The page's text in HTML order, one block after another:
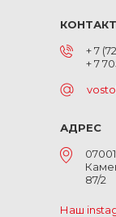
+ 7
+ 7
АДРЕС
87/2
Наш